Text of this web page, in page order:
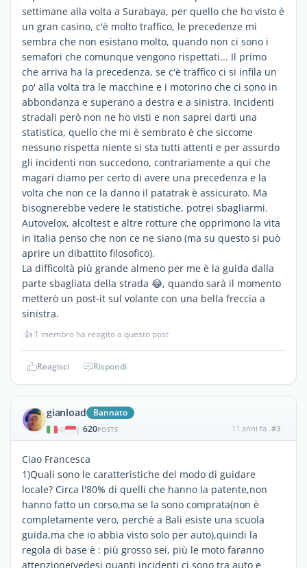
settimane alla volta a Surabaya, per quello che ho visto è
un gran casino, c'è molto traffico, le precedenze mi
sembra che non esistano molto, quando non ci sono i
semafori che comunque vengono rispettati... Il primo
che arriva ha la precedenza, se c'è traffico ci si infila un
po' alla volta tra le macchine e i motorino che ci sono in
abbondanza e superano a destra e a sinistra. Incidenti
stradali però non ne ho visti e non saprei darti una
statistica, quello che mi è sembrato è che siccome
nessuno rispetta niente si sta tutti attenti e per assurdo
gli incidenti non succedono, contrariamente a qui che
magari diamo per certo di avere una precedenza e la
volta che non ce la danno il patatrak è assicurato. Ma
bisognerebbe vedere le statistiche, potrei sbagliarmi.
Autovelox, alcoltest e altre rotture che opprimono la vita
in Italia penso che non ce ne siano (ma su questo si può
aprire un dibattito filosofico).
La difficoltà più grande almeno per me è la guida dalla
parte sbagliata della strada 😂, quando sarà il momento
metterò un post-it sul volante con una bella freccia a
sinistra.
👍 1 membro ha reagito a questo post
Reagisci Rispondi
gianload Bannato
| 620POSTS 11 anni fa #3
Ciao Francesca
1)Quali sono le caratteristiche del modo di guidare
locale? Circa l'80% di quelli che hanno la patente,non
hanno fatto un corso,ma se la sono comprata(non è
completamente vero, perchè a Bali esiste una scuola
guida,ma che io abbia visto solo per auto),quindi la
regola di base è : più grosso sei, più le moto faranno
attenzione(vedesi quanti incidenti ci sono tra auto e